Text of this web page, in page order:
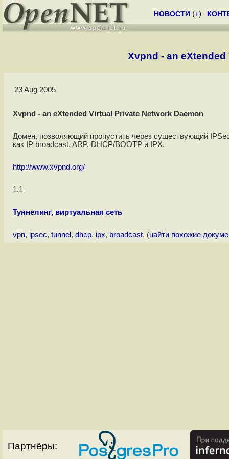
НОВОСТИ (+)
Xvpnd - an
23 Aug 2005
Xvpnd - an eXtended Virtual Private Network Daemon
Домен, позволяющий пропустить через существующий
как IP broadcast, ARP, DHCP/BOOTP и IPX.
http://www.xvpnd.org/
1.1
Туннелинг, виртуальная сеть
vpn, ipsec, tunnel , dhcp, ipx, broadcast, (найти похожие
Партнёры: